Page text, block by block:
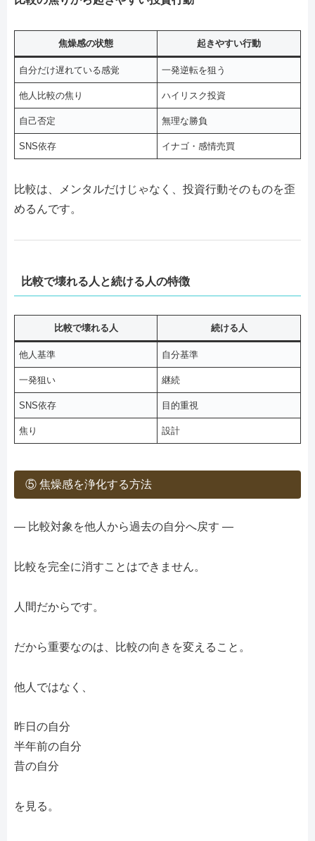
焦燥感の状態 起きやすい行動
自分だけ遅れている感覚 一発逆転を狙う
他人比較の焦り ハイリスク投資
自己否定 無理な勝負
SNS依存 イナゴ・感情売買
比較は、メンタルだけじゃなく、投資行動そのものを歪
めるんです。
比較で壊れる人と続ける人の特徴
比較で壊れる人 続ける人
他人基準 自分基準
一発狙い 継続
SNS依存 目的重視
焦り 設計
⑤ 焦燥感を浄化する方法
― 比較対象を他人から過去の自分へ戻す ―
比較を完全に消すことはできません。
人間だからです。
だから重要なのは、比較の向きを変えること。
他人ではなく、
昨日の自分
半年前の自分
昔の自分
を見る。